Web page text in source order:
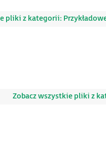
pliki z kategorii:
Zobacz wszystkie pliki z